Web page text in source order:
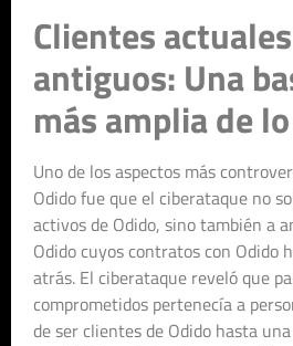
Clientes
antiguos: Una
más amplia de
Uno de los aspectos más
Odido fue que el ciberataque no
activos de Odido, sino también a
Odido cuyos contratos con Odido
atrás. El ciberataque reveló que
comprometidos pertenecía a
de ser clientes de Odido hasta